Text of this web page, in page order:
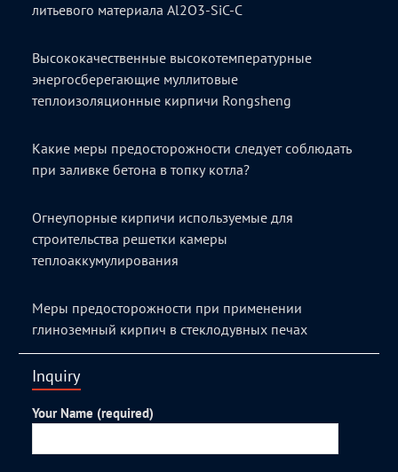
литьевого материала Al2O3-SiC-C
Высококачественные высокотемпературные
энергосберегающие муллитовые
теплоизоляционные кирпичи Rongsheng
Какие меры предосторожности следует соблюдать
при заливке бетона в топку котла?
Огнеупорные кирпичи используемые для
строительства решетки камеры
теплоаккумулирования
Меры предосторожности при применении
глиноземный кирпич в стеклодувных печах
Inquiry
Your Name (required)